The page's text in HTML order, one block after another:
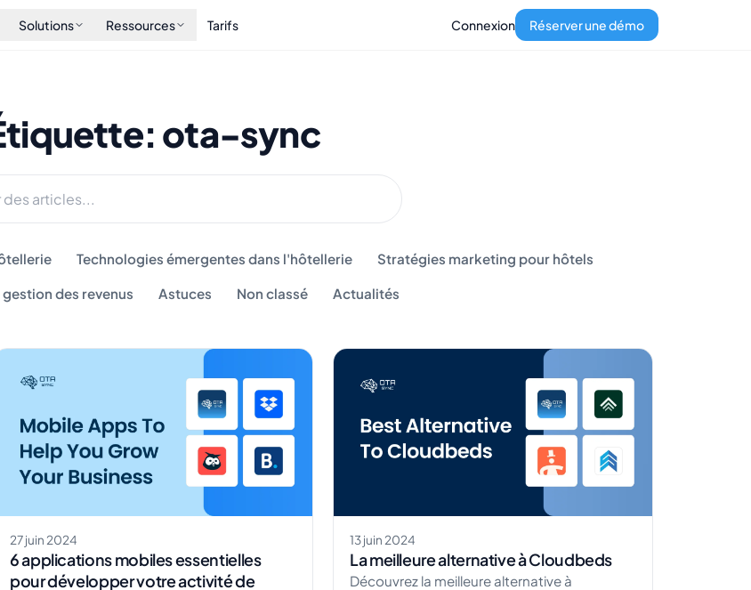
Solutions Ressources Tarifs Connexion Réserver une démo
ota-sync
Technologies émergentes dans l'hôtellerie Stratégies marketing pour hôtels
des revenus Astuces Non classé Actualités
27 juin 2024
6 applications mobiles essentielles
pour développer votre activité de
13 juin 2024
La meilleure alternative à Cloudbeds
Découvrez la meilleure alternative à